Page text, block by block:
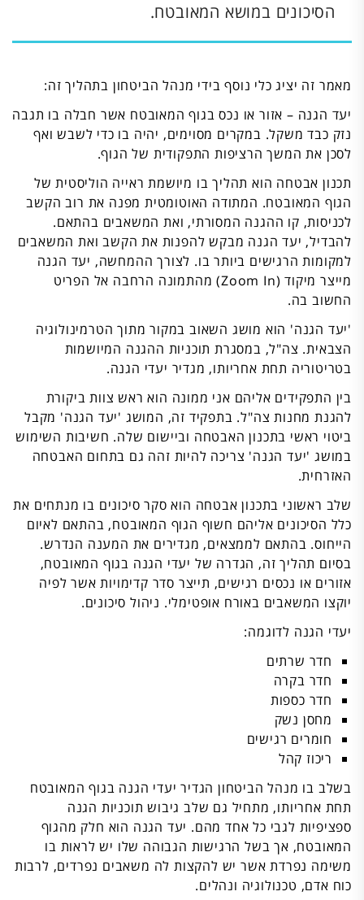
הסיכונים במושא המאובטח.
מאמר זה יציג כלי נוסף בידי מנהל הביטחון בתהליך זה:
יעד הגנה – אזור או נכס בגוף המאובטח אשר חבלה בו תגבה
נזק כבד משקל. במקרים מסוימים, יהיה בו כדי לשבש ואף
לסכן את המשך הרציפות התפקודית של הגוף.
תכנון אבטחה הוא תהליך בו מיושמת ראייה הוליסטית של
הגוף המאובטח. המתודה האוטומטית מפנה את רוב הקשב
לכניסות, קו ההגנה המסורתי, ואת המשאבים בהתאם.
להבדיל, יעד הגנה מבקש להפנות את הקשב ואת המשאבים
למקומות הרגישים ביותר בו. לצורך ההמחשה, יעד הגנה
מייצר מיקוד (Zoom In) מהתמונה הרחבה אל הפריט
החשוב בה.
'יעד הגנה' הוא מושג השאוב במקור מתוך הטרמינולוגיה
הצבאית. צה"ל, במסגרת תוכניות ההגנה המיושמות
בטריטוריה תחת אחריותו, מגדיר יעדי הגנה.
בין התפקידים אליהם אני ממונה הוא ראש צוות ביקורת
להגנת מחנות צה"ל. בתפקיד זה, המושג 'יעד הגנה' מקבל
ביטוי ראשי בתכנון האבטחה וביישום שלה. חשיבות השימוש
במושג 'יעד הגנה' צריכה להיות זהה גם בתחום האבטחה
האזרחית.
שלב ראשוני בתכנון אבטחה הוא סקר סיכונים בו מנתחים את
כלל הסיכונים אליהם חשוף הגוף המאובטח, בהתאם לאיום
הייחוס. בהתאם לממצאים, מגדירים את המענה הנדרש.
בסיום תהליך זה, הגדרה של יעדי הגנה בגוף המאובטח,
אזורים או נכסים רגישים, תייצר סדר קדימויות אשר לפיה
יוקצו המשאבים באורח אופטימלי. ניהול סיכונים.
יעדי הגנה לדוגמה:
חדר שרתים
חדר בקרה
חדר כספות
מחסן נשק
חומרים רגישים
ריכוז קהל
בשלב בו מנהל הביטחון הגדיר יעדי הגנה בגוף המאובטח
תחת אחריותו, מתחיל גם שלב גיבוש תוכניות הגנה
ספציפיות לגבי כל אחד מהם. יעד הגנה הוא חלק מהגוף
המאובטח, אך בשל הרגישות הגבוהה שלו יש לראות בו
משימה נפרדת אשר יש להקצות לה משאבים נפרדים, לרבות
כוח אדם, טכנולוגיה ונהלים.